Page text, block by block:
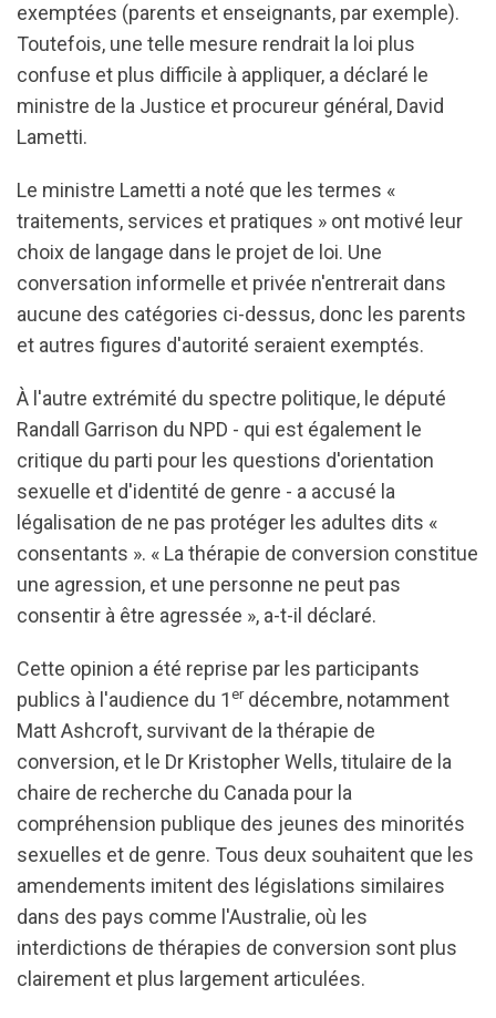
exemptées (parents et enseignants, par exemple).
Toutefois, une telle mesure rendrait la loi plus
confuse et plus difficile à appliquer, a déclaré le
ministre de la Justice et procureur général, David
Lametti.
Le ministre Lametti a noté que les termes «
traitements, services et pratiques » ont motivé leur
choix de langage dans le projet de loi. Une
conversation informelle et privée n'entrerait dans
aucune des catégories ci-dessus, donc les parents
et autres figures d'autorité seraient exemptés.
À l'autre extrémité du spectre politique, le député
Randall Garrison du NPD - qui est également le
critique du parti pour les questions d'orientation
sexuelle et d'identité de genre - a accusé la
légalisation de ne pas protéger les adultes dits «
consentants ». « La thérapie de conversion constitue
une agression, et une personne ne peut pas
consentir à être agressée », a-t-il déclaré.
Cette opinion a été reprise par les participants
publics à l'audience du 1erdécembre, notamment
Matt Ashcroft, survivant de la thérapie de
conversion, et le Dr Kristopher Wells, titulaire de la
chaire de recherche du Canada pour la
compréhension publique des jeunes des minorités
sexuelles et de genre. Tous deux souhaitent que les
amendements imitent des législations similaires
dans des pays comme l'Australie, où les
interdictions de thérapies de conversion sont plus
clairement et plus largement articulées.